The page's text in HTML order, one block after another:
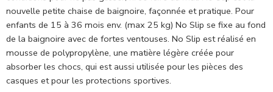
nouvelle petite chaise de baignoire, façonnée et pratique. Pour
enfants de 15 à 36 mois env. (max 25 kg) No Slip se fixe au fond
de la baignoire avec de fortes ventouses. No Slip est réalisé en
mousse de polypropylène, une matière légère créée pour
absorber les chocs, qui est aussi utilisée pour les pièces des
casques et pour les protections sportives.